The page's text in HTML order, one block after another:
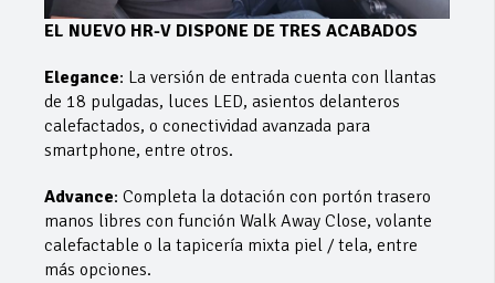
EL NUEVO HR-V DISPONE DE TRES ACABADOS
Elegance: La versión de entrada cuenta con llantas
de 18 pulgadas, luces LED, asientos delanteros
calefactados, o conectividad avanzada para
smartphone, entre otros.
Advance: Completa la dotación con portón trasero
manos libres con función Walk Away Close, volante
calefactable o la tapicería mixta piel / tela, entre
más opciones.